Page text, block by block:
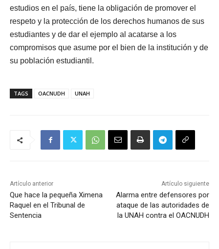
estudios en el país, tiene la obligación de promover el
respeto y la protección de los derechos humanos de sus
estudiantes y de dar el ejemplo al acatarse a los
compromisos que asume por el bien de la institución y de
su población estudiantil.
TAGS OACNUDH UNAH
Artículo anterior
Que hace la pequeña Ximena
Raquel en el Tribunal de
Sentencia
Artículo siguiente
Alarma entre defensores por
ataque de las autoridades de
la UNAH contra el OACNUDH